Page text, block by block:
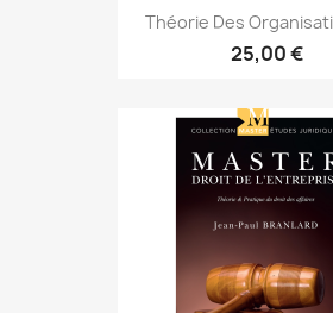
Théorie Des
25,00 €